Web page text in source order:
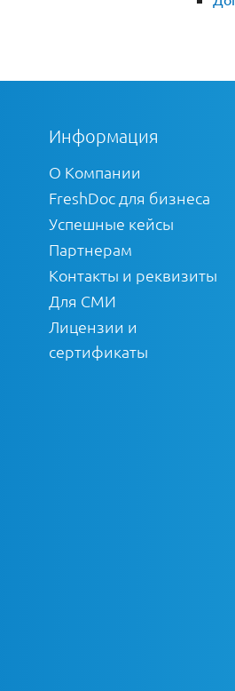
Информация
О Компании
FreshDoc для бизнеса
Успешные кейсы
Партнерам
Контакты и реквизиты
Для СМИ
Лицензии и
сертификаты